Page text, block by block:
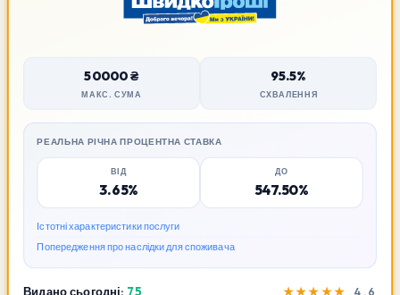
50000 ₴
МАКС. СУМА
95.5%
СХВАЛЕННЯ
РЕАЛЬНА РІЧНА ПРОЦЕНТНА СТАВКА
ВІД
3.65%
ДО
547.50%
Істотні характеристики послуги
Попередження про наслідки для споживача
Видано сьогодні: 75 ★★★★★ 4.6